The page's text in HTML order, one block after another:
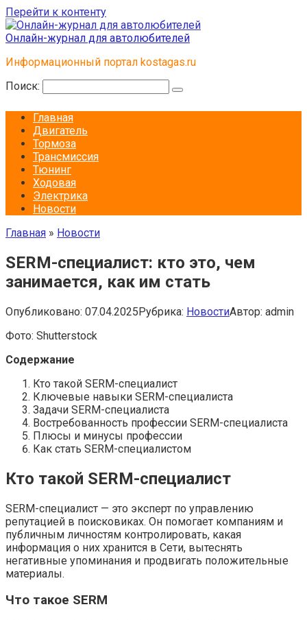
Перейти к контенту
Онлайн-журнал для автолюбителей
Информационный портал kostagas.ru
Поиск:
Главная
Двигатель
Тормоза
Трансмиссия
Тюнинг
Ходовая
Электрика
Новости
Главная » Новости
SERM-специалист: кто это, чем
занимается, как им стать
Опубликовано: 07.04.2025Рубрика: НовостиАвтор: admin
Фото: Shutterstock
Содержание
Кто такой SERM-специалист
Ключевые навыки SERM-специалиста
Задачи SERM-специалиста
Востребованность профессии SERM-специалиста
Плюсы и минусы профессии
Как стать SERM-специалистом
Кто такой SERM-специалист
SERM-специалист — это эксперт по управлению
репутацией в поисковиках. Он помогает компаниям и
публичным личностям контролировать, какая
информация о них хранится в Сети, вытеснять
негативные упоминания и продвигать положительные
материалы.
Что такое SERM